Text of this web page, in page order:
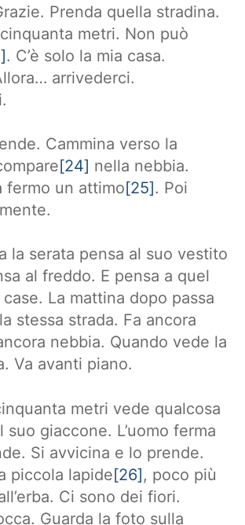
Prenda quella stradina.
metri. Non può
. C’è solo la mia casa.
arrivederci.
Cammina verso la
[24] nella nebbia.
fermo un attimo[25]. Poi
la serata pensa al suo vestito
al freddo. E pensa a quel
La mattina dopo passa
stessa strada. Fa ancora
nebbia. Quando vede la
Va avanti piano.
metri vede qualcosa
suo giaccone. L’uomo ferma
Si avvicina e lo prende.
piccola lapide[26], poco più
Ci sono dei fiori.
Guarda la foto sulla